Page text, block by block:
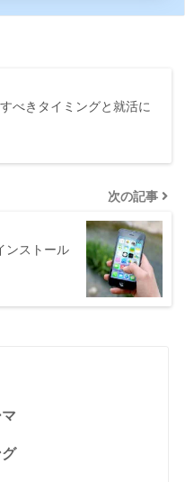
べきタイミングと就活に
次の記事
ンストール